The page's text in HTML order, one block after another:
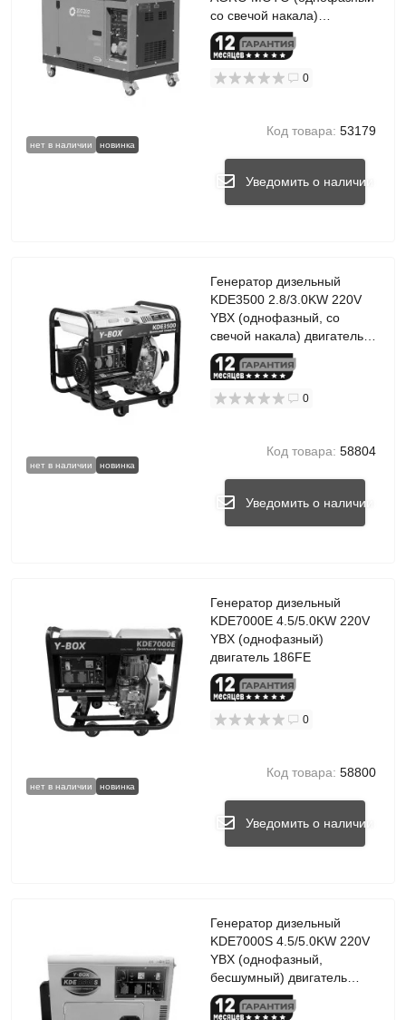
нет в наличии новинка
со свечой накала)
бесшумный
0
Код товара: 53179
Уведомить о наличии
нет в наличии новинка
Генератор дизельный
KDE3500 2.8/3.0KW 220V
YBX (однофазный, со
свечой накала) двигатель
178F
0
Код товара: 58804
Уведомить о наличии
нет в наличии новинка
Генератор дизельный
KDE7000E 4.5/5.0KW 220V
YBX (однофазный)
двигатель 186FE
0
Код товара: 58800
Уведомить о наличии
Генератор дизельный
KDE7000S 4.5/5.0KW 220V
YBX (однофазный,
бесшумный) двигатель
186FE